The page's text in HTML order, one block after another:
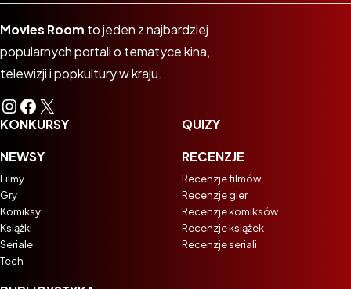
Movies Room to jeden z najbardziej
popularnych portali o tematyce kina,
telewizji i popkultury w kraju.
Instagram
Facebook
X
KONKURSY
NEWSY
Filmy
Gry
Komiksy
Książki
Seriale
Tech
QUIZY
RECENZJE
Recenzje filmów
Recenzje gier
Recenzje komiksów
Recenzje książek
Recenzje seriali